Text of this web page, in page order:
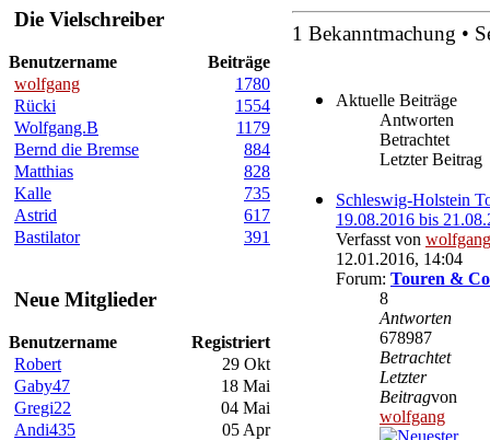
Die Vielschreiber
Benutzername
Beiträge
wolfgang
1780
Rücki
1554
Wolfgang.B
1179
Bernd die Bremse
884
Matthias
828
Kalle
735
Astrid
617
Bastilator
391
Neue Mitglieder
Benutzername
Registriert
Robert
29 Okt
Gaby47
18 Mai
Gregi22
04 Mai
Andi435
05 Apr
1 Bekanntmachung •
Aktuelle Beiträge
Antworten
Betrachtet
Letzter Beitrag
Schleswig-Holstein
19.08.2016 bis
Verfasst von wolfgang
12.01.2016, 14:04
Forum: Touren & Co
8
Antworten
678987
Betrachtet
Letzter
Beitragvon
wolfgang